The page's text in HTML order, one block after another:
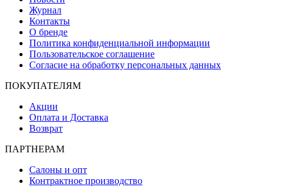
Журнал
Контакты
О бренде
Политика конфиденциальной информации
Пользовательское соглашение
Согласие на обработку персональных данных
ПОКУПАТЕЛЯМ
Акции
Оплата и Доставка
Возврат
ПАРТНЕРАМ
Салоны и опт
Контрактное производство